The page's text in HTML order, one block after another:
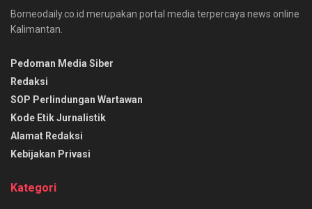
Borneodaily.co.id merupakan portal media terpercaya news online
Kalimantan.
Pedoman Media Siber
Redaksi
SOP Perlindungan Wartawan
Kode Etik Jurnalistik
Alamat Redaksi
Kebijakan Privasi
Kategori